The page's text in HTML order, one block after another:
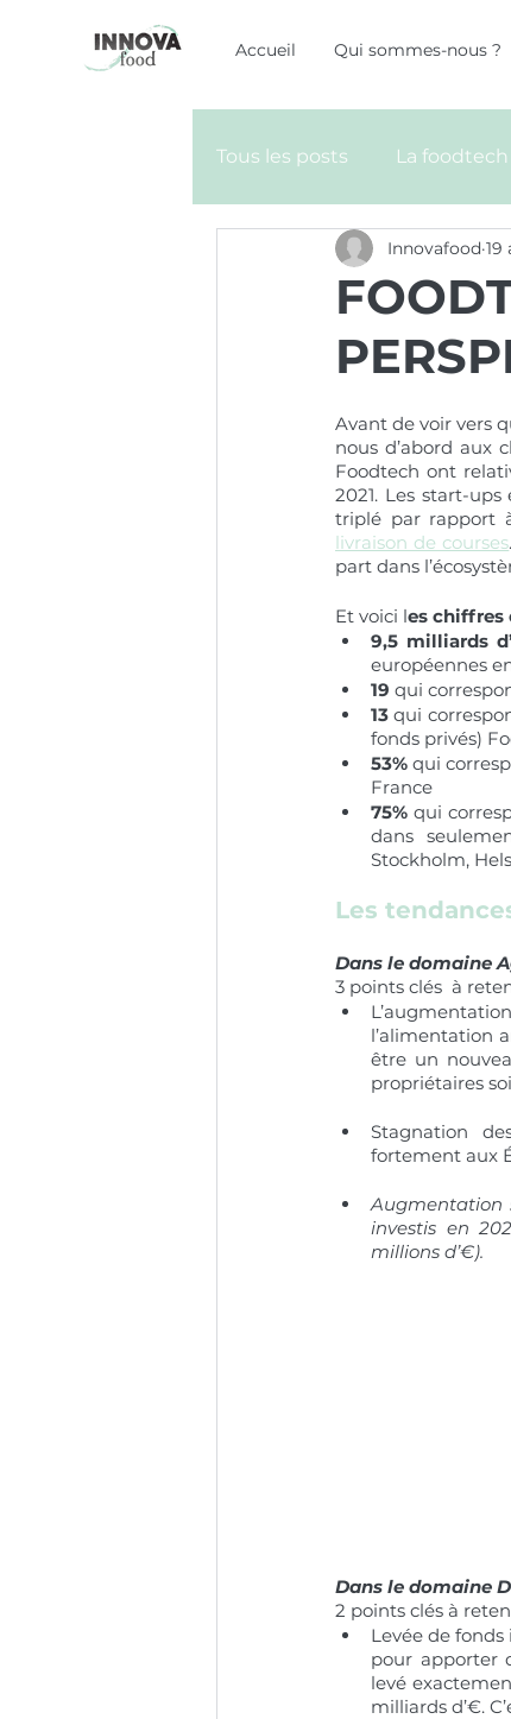
Accueil Qui sommes-nous ?
Tous les posts La foodtech
Innovafood 19
Avant de voir vers
nous d’abord aux
Foodtech ont
2021. Les start-
livraison de courses
part dans
Et voici les chiffres
9,5 milliards
européennes
19 qui
13 qui
fonds privés)
53% qui
France
75% qui
dans
Stockholm,
Les
Dans le domaine
3 points clés  à
l’alimentation
être un
propriétaires
Stagnation
fortement aux
Augmentation
investis en
millions d’€).
Dans le domaine
2 points clés à
Levée de
pour apporter
levé
milliards d’€.